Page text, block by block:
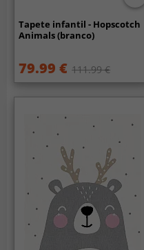
Tapete infantil - Hopscotch
Animals (branco)
79.99 € 111.99 €